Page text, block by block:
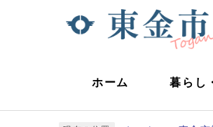
ホーム 暮らし ・